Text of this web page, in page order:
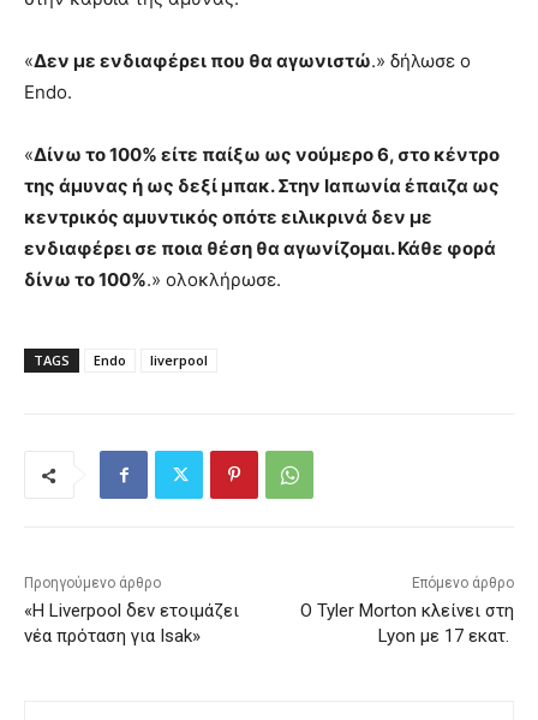
«Δεν με ενδιαφέρει που θα αγωνιστώ.» δήλωσε ο
Endo.
«Δίνω το 100% είτε παίξω ως νούμερο 6, στο κέντρο
της άμυνας ή ως δεξί μπακ. Στην Ιαπωνία έπαιζα ως
κεντρικός αμυντικός οπότε ειλικρινά δεν με
ενδιαφέρει σε ποια θέση θα αγωνίζομαι. Κάθε φορά
δίνω το 100%.» ολοκλήρωσε.
TAGS Endo liverpool
Προηγούμενο άρθρο
«Η Liverpool δεν ετοιμάζει
νέα πρόταση για Isak»
Επόμενο άρθρο
Ο Tyler Morton κλείνει στη
Lyon με 17 εκατ.